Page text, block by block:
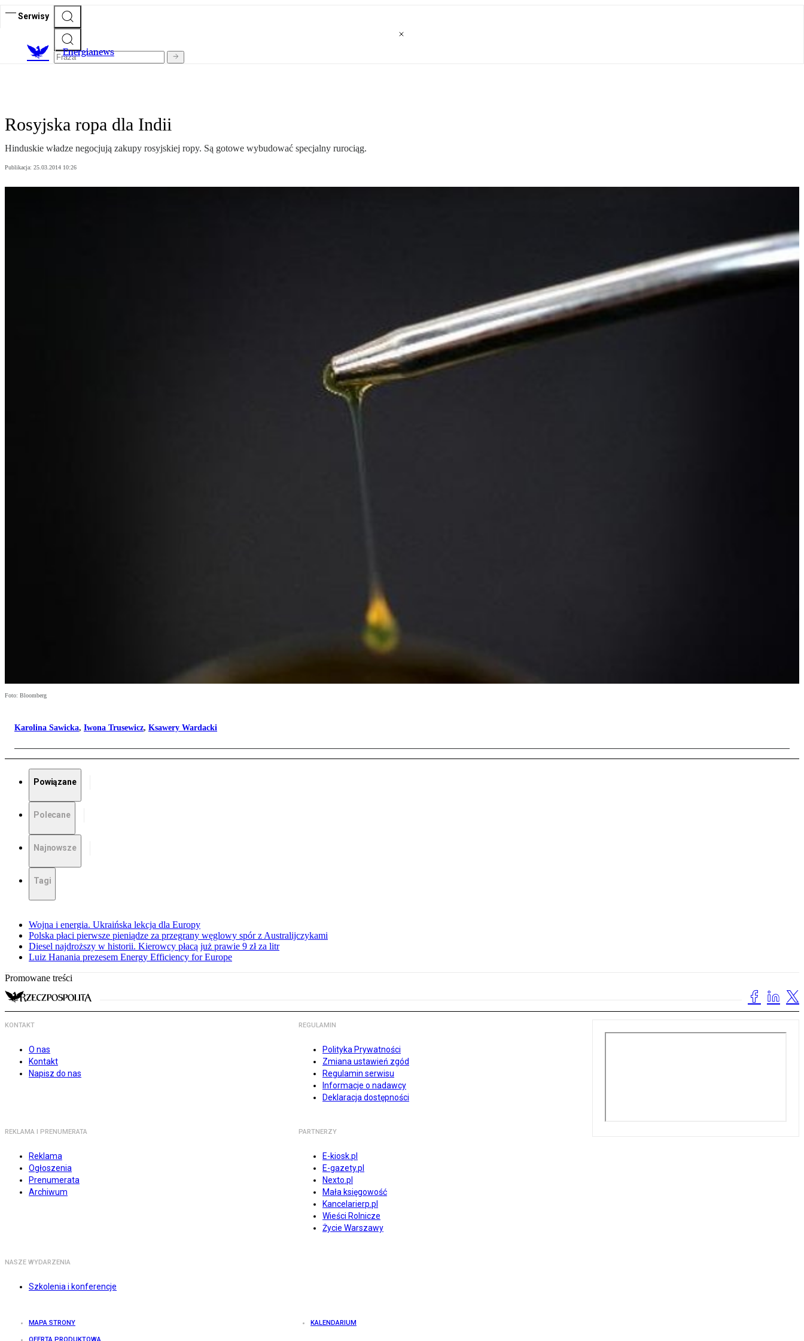
Serwisy
Energianews
Rosyjska ropa dla Indii
Hinduskie władze negocjują zakupy rosyjskiej ropy. Są gotowe wybudować specjalny rurociąg.
Publikacja: 25.03.2014 10:26
Foto: Bloomberg
Karolina Sawicka, Iwona Trusewicz, Ksawery Wardacki
Powiązane
Polecane
Najnowsze
Tagi
Wojna i energia. Ukraińska lekcja dla Europy
Polska płaci pierwsze pieniądze za przegrany węglowy spór z Australijczykami
Diesel najdroższy w historii. Kierowcy płacą już prawie 9 zł za litr
Luiz Hanania prezesem Energy Efficiency for Europe
Promowane treści
KONTAKT
O nas
Kontakt
Napisz do nas
REGULAMIN
Polityka Prywatności
Zmiana ustawień zgód
Regulamin serwisu
Informacje o nadawcy
Deklaracja dostępności
REKLAMA I PRENUMERATA
Reklama
Ogłoszenia
Prenumerata
Archiwum
PARTNERZY
E-kiosk.pl
E-gazety.pl
Nexto.pl
Mała księgowość
Kancelarierp.pl
Wieści Rolnicze
Życie Warszawy
NASZE WYDARZENIA
Szkolenia i konferencje
MAPA STRONY KALENDARIUM